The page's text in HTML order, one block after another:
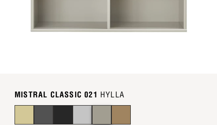
MISTRAL CLASSIC 021 HYLLA